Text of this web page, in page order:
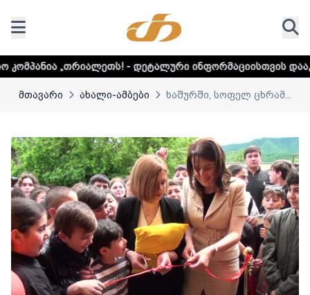
- დეტალური ინფორმაციისთვის დააკლიკეთ
მთავარი ახალი-ამბები ხაშურში, სოფელ ცხრამ...